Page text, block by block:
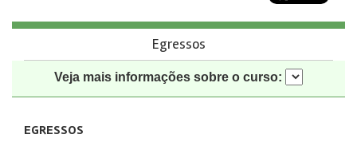
Egressos
Veja mais informações sobre o curso:
EGRESSOS